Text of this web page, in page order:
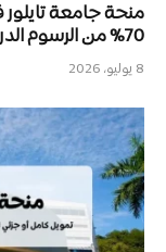
70% من الرسوم الدراسية
8 يوليو، 2026